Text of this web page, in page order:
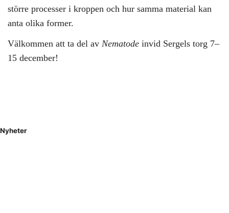
större processer i kroppen och hur samma material kan
anta olika former.
Välkommen att ta del av Nematode invid Sergels torg 7–
15 december!
Nyheter